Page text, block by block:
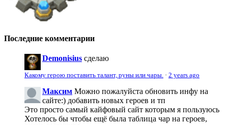
Последние комментарии
Demonisius сделаю
Какому герою поставить талант, руны или чары. · 2 years ago
Максим Можно пожалуйста обновить инфу на
сайте:) добавить новых героев и тп
Это просто самый кайфовый сайт которым я пользуюсь
Хотелось бы чтобы ещё была таблица чар на героев,